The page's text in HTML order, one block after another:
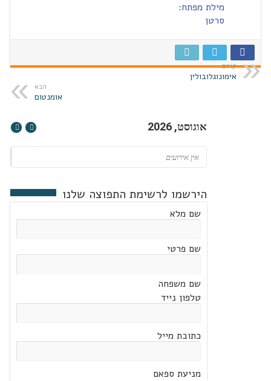
מילת מפתח:
סרטן
קודם
אימונוגלובולין
הבא
אומנטום
אוגוסט, 2026
אין אירועים
הירשמו לרשימת התפוצה שלנו
שם מלא
שם פרטי
שם משפחה
טלפון נייד
כתובת מייל
מניעת ספאם